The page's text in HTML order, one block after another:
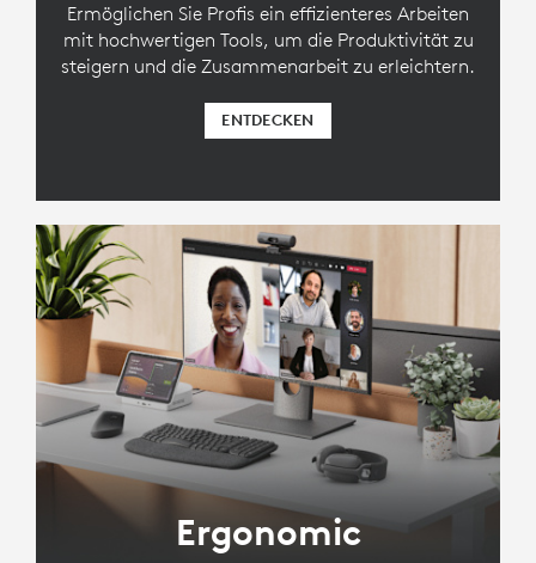
Ermöglichen Sie Profis ein effizienteres Arbeiten
mit hochwertigen Tools, um die Produktivität zu
steigern und die Zusammenarbeit zu erleichtern.
ENTDECKEN
Ergonomic